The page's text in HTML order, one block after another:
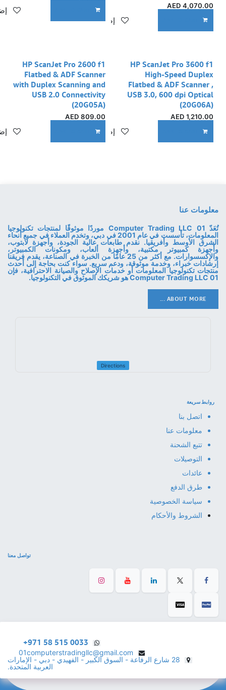
4,070.00
إضافة إلى قائمة الأمنيات
HP ScanJet Pro 3600 f1
High-Speed Duplex
Flatbed & ADF Scanner ,
USB 3.0, 600 dpi Optical
(20G06A)
1,210.00
إضافة إلى قائمة الأمنيات
HP ScanJet Pro 2600 f1
Flatbed & ADF Scanner
with Duplex Scanning and
USB 2.0 Connectivity
(20G05A)
809.00
AED
معلومات عنا
تُعَدّ 01 Computer Trading LLC موردًا موثوقًا لمنتجات تكنولوجيا
المعلومات، تأسست في عام 2001 في دبي، وتخدم العملاء في جميع أنحاء
الشرق الأوسط وأفريقيا. نقدم طابعات عالية الجودة، وأجهزة لابتوب،
وأجهزة كمبيوتر مكتبية، وأجهزة ألعاب، ومكونات الكمبيوتر،
والإكسسوارات. مع أكثر من 25 عامًا من الخبرة في الصناعة، يقدم فريقنا
إرشادات خبراء، وخدمة موثوقة، ودعم سريع. سواء كنت بحاجة إلى أحدث
منتجات تكنولوجيا المعلومات أو خدمات الإصلاح والصيانة الاحترافية، فإن
01 Computer Trading LLC هو شريكك الموثوق في التكنولوجيا.
ABOUT MORE ...
Directions
روابط سريعة
اتصل بنا
معلومات عنا
تتبع الشحنة
التوصيلات
عائدات
طرق الدفع
سياسة الخصوصية
الشروط والأحكام
تواصل معنا
+971 58 515 0033
01computerstradingllc@gmail.com
28 شارع الرفاعة - السوق الكبير - الفهيدي - دبي - الإمارات
العربية المتحدة.